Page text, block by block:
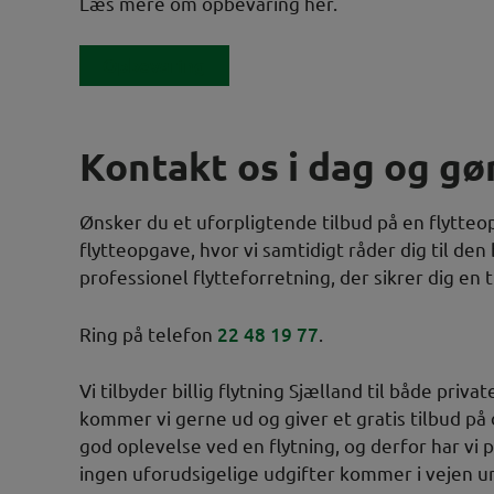
Kontakt os i dag og
Ønsker du et uforpligtende tilbud på en
flytteopgave, hvor vi samtidigt råder dig til
professionel flytteforretning, der sikrer dig en
Ring på telefon 22 48 19 77
Vi tilbyder billig flytning Sjælland til både
kommer vi gerne ud og giver et gratis tilbud
god oplevelse ved en flytning, og derfor har vi
ingen uforudsigelige udgifter kommer i vejen